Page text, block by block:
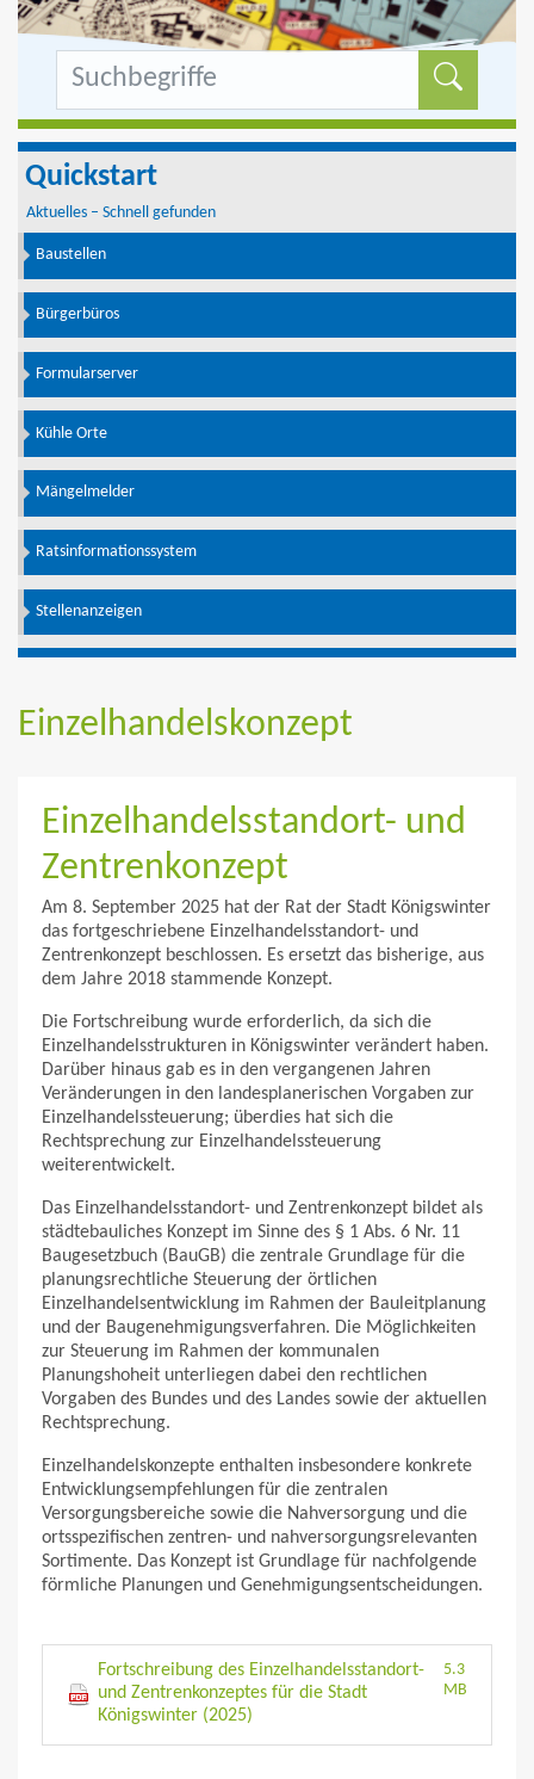
Quickstart
Aktuelles – Schnell gefunden
Baustellen
Bürgerbüros
Formularserver
Kühle Orte
Mängelmelder
Ratsinformationssystem
Stellenanzeigen
Einzelhandelskonzept
Einzelhandelsstandort- und
Zentrenkonzept
Am 8. September 2025 hat der Rat der Stadt Königswinter
das fortgeschriebene Einzelhandelsstandort- und
Zentrenkonzept beschlossen. Es ersetzt das bisherige, aus
dem Jahre 2018 stammende Konzept.
Die Fortschreibung wurde erforderlich, da sich die
Einzelhandelsstrukturen in Königswinter verändert haben.
Darüber hinaus gab es in den vergangenen Jahren
Veränderungen in den landesplanerischen Vorgaben zur
Einzelhandelssteuerung; überdies hat sich die
Rechtsprechung zur Einzelhandelssteuerung
weiterentwickelt.
Das Einzelhandelsstandort- und Zentrenkonzept bildet als
städtebauliches Konzept im Sinne des § 1 Abs. 6 Nr. 11
Baugesetzbuch (BauGB) die zentrale Grundlage für die
planungsrechtliche Steuerung der örtlichen
Einzelhandelsentwicklung im Rahmen der Bauleitplanung
und der Baugenehmigungsverfahren. Die Möglichkeiten
zur Steuerung im Rahmen der kommunalen
Planungshoheit unterliegen dabei den rechtlichen
Vorgaben des Bundes und des Landes sowie der aktuellen
Rechtsprechung.
Einzelhandelskonzepte enthalten insbesondere konkrete
Entwicklungsempfehlungen für die zentralen
Versorgungsbereiche sowie die Nahversorgung und die
ortsspezifischen zentren- und nahversorgungsrelevanten
Sortimente. Das Konzept ist Grundlage für nachfolgende
förmliche Planungen und Genehmigungsentscheidungen.
Fortschreibung des Einzelhandelsstandort-
und Zentrenkonzeptes für die Stadt
Königswinter (2025)
5.3
MB